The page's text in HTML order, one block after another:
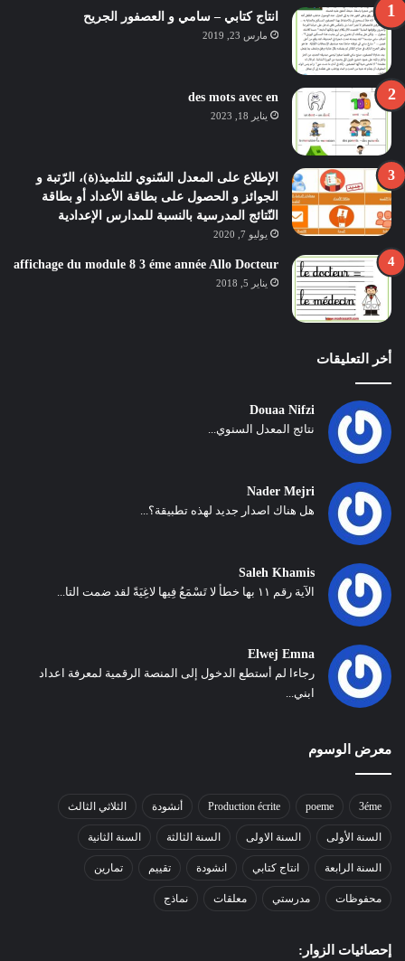
انتاج كتابي – سامي و العصفور الجريح
مارس 23, 2019
des mots avec en
يناير 18, 2023
الإطلاع على المعدل السّنوي للتلميذ(ة)، الرّتبة و
الجوائز و الحصول على بطاقة الأعداد أو بطاقة
النّتائج المدرسية بالنسبة للمدارس الإعدادية
يوليو 7, 2020
affichage du module 8 3 éme année Allo Docteur
يناير 5, 2018
أخر التعليقات
Douaa Nifzi
نتائج المعدل السنوي...
Nader Mejri
هل هناك اصدار جديد لهذه تطبيقة؟...
Saleh Khamis
الآية رقم ١١ بها خطأ لا تَسْمَعُ فِيها لاغِيَةً لقد ضمت التا...
Elwej Emna
رجاءا لم أستطع الدخول إلى المنصة الرقمية لمعرفة اعداد
ابني...
معرض الوسوم
3éme
poeme
Production écrite أنشودة الثلاثي الثالث
السنة الأولى السنة الاولى السنة الثالثة السنة الثانية
السنة الرابعة انتاج كتابي انشودة تقييم تمارين
محفوظات مدرستي معلقات نماذج
إحصائيات الزوار: